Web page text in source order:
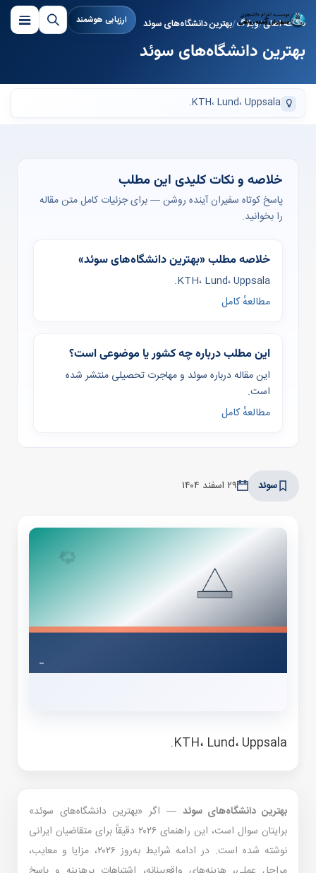
ارزیابی هوشمند صفحه اصلی وبلاگ بهترین دانشگاه‌های سوئد
بهترین دانشگاه‌های سوئد
KTH، Lund، Uppsala.
خلاصه و نکات کلیدی این مطلب
پاسخ کوتاه سفیران آینده روشن — برای جزئیات کامل متن مقاله
را بخوانید.
خلاصه مطلب «بهترین دانشگاه‌های سوئد»
KTH، Lund، Uppsala.
مطالعهٔ کامل
این مطلب درباره چه کشور یا موضوعی است؟
این مقاله درباره سوئد و مهاجرت تحصیلی منتشر شده
است.
مطالعهٔ کامل
سوئد ۲۹ اسفند ۱۴۰۴
KTH، Lund، Uppsala.
بهترین دانشگاه‌های سوئد — اگر «بهترین دانشگاه‌های سوئد»
برایتان سوال است، این راهنمای ۲۰۲۶ دقیقاً برای متقاضیان ایرانی
نوشته شده است. در ادامه شرایط به‌روز ۲۰۲۶، مزایا و معایب،